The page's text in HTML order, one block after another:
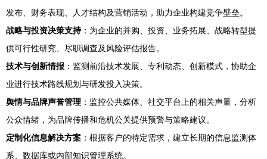
发布、财务表现、人才结构及营销活动，助力企业构建竞争壁垒。
战略与投资决策支持：为企业的并购、投资、业务拓展、战略转型提
供可行性研究、尽职调查及风险评估报告。
技术与创新情报 ：监测前沿技术发展、专利动态、创新模式，协助企
业进行技术路线规划与研发投入决策。
舆情与品牌声誉管理 ：监控公共媒体、社交平台上的相关声量，分析
公众情绪，为品牌传播和危机公关提供预警与策略建议。
定制化信息解决方案 ：根据客户的特定需求，建立长期的信息监测体
系、数据库或内部知识管理系统。